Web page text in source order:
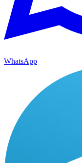
WhatsApp